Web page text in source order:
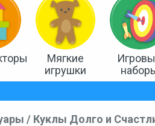
Мягкие
игрушки
/ Куклы Долго и